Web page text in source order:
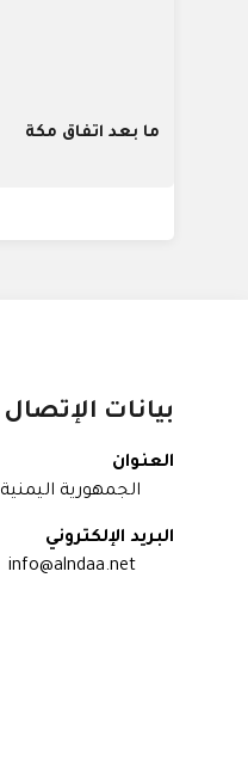
ما بعد اتفاق مكة
بيانات الإتصال
العنوان
الجمهورية اليمنية
البريد الإلكتروني
info@alndaa.net